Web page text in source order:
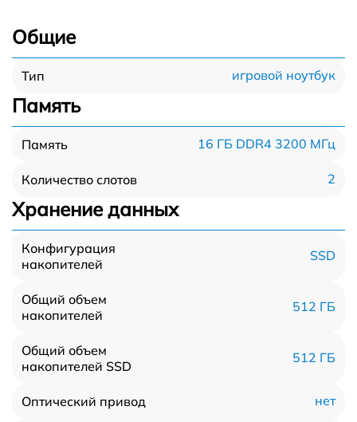
Общие
Тип игровой ноутбук
Память
Память 16 ГБ DDR4 3200 МГц
Количество слотов 2
Хранение данных
Конфигурация
накопителей
SSD
Общий объем
накопителей
512 ГБ
Общий объем
накопителей SSD
512 ГБ
Оптический привод нет